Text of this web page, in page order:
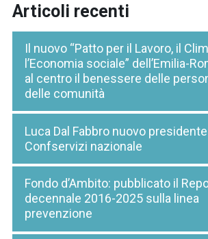
Articoli recenti
Il nuovo “Patto per il Lavoro, il
l’Economia sociale” dell’Emilia-
al centro il benessere delle
delle comunità
Luca Dal Fabbro nuovo
Confservizi nazionale
Fondo d’Ambito: pubblicato il
decennale 2016-2025 sulla linea
prevenzione